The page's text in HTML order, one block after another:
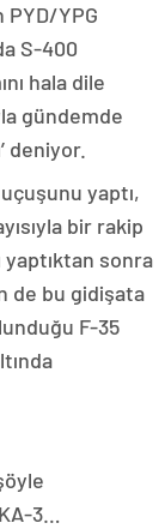
PYD/YPG
S-400
hala dile
gündemde
deniyor.
yaptı,
bir rakip
yaptıktan sonra
de bu gidişata
F-35
3…